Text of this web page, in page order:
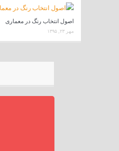
اصول انتخاب رنگ در معماری
مهر ۲۳, ۱۳۹۵